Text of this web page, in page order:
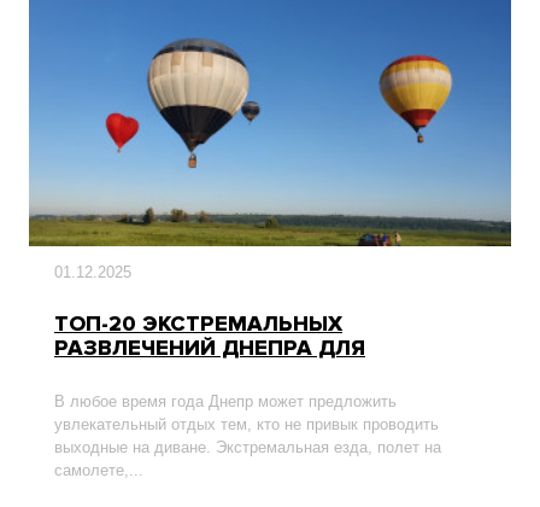
01.12.2025
ТОП-20 ЭКСТРЕМАЛЬНЫХ
РАЗВЛЕЧЕНИЙ ДНЕПРА ДЛЯ
В любое время года Днепр может предложить
увлекательный отдых тем, кто не привык проводить
выходные на диване. Экстремальная езда, полет на
самолете,...